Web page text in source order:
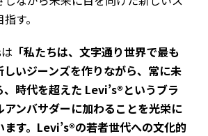
す。
「私たちは、文字通り世界で最も
しいジーンズを作りながら、常に未
時代を超えた Levi’s®というブラ
アンバサダーに加わることを光栄に
す。Levi’s®の若者世代への文化的